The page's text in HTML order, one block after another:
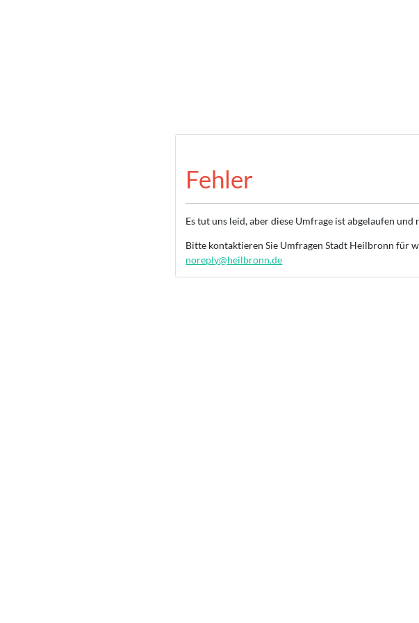
Fehler
Es tut uns leid, aber diese Umfrage ist abgelaufen
Bitte kontaktieren Sie Umfragen Stadt Heilbronn für
noreply@heilbronn.de